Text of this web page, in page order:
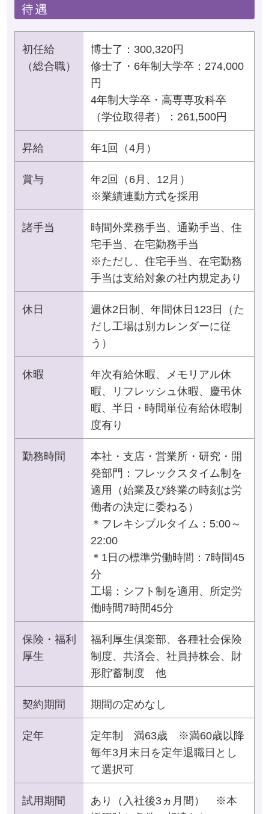
初任給
（総合職）
博士了：300,320円
修士了・6年制大学卒：274,000
円
4年制大学卒・高専専攻科卒
（学位取得者）：261,500円
昇給 年1回（4月）
賞与
年2回（6月、12月）
※業績連動方式を採用
諸手当
時間外業務手当、通勤手当、住
宅手当、在宅勤務手当
※ただし、住宅手当、在宅勤務
手当は支給対象の社内規定あり
休日
週休2日制、年間休日123日（た
だし工場は別カレンダーに従
う）
休暇
年次有給休暇、メモリアル休
暇、リフレッシュ休暇、慶弔休
暇、半日・時間単位有給休暇制
度有り
勤務時間
本社・支店・営業所・研究・開
発部門：フレックスタイム制を
適用（始業及び終業の時刻は労
働者の決定に委ねる）
＊フレキシブルタイム：5:00～
22:00
＊1日の標準労働時間：7時間45
分
工場：シフト制を適用、所定労
働時間7時間45分
保険・福利
厚生
福利厚生倶楽部、各種社会保険
制度、共済会、社員持株会、財
形貯蓄制度 他
契約期間 期間の定めなし
定年
定年制 満63歳 ※満60歳以降
毎年3月末日を定年退職日とし
て選択可
試用期間
あり（入社後3ヵ月間） ※本